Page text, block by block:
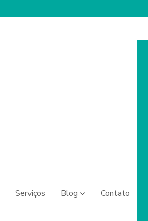
Serviços Blog Contato